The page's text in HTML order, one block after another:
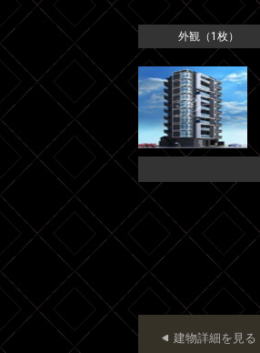
外観（1枚）
建物詳細を見る